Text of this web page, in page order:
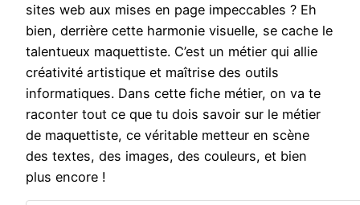
sites web aux mises en page impeccables ? Eh
bien, derrière cette harmonie visuelle, se cache le
talentueux maquettiste. C’est un métier qui allie
créativité artistique et maîtrise des outils
informatiques. Dans cette fiche métier, on va te
raconter tout ce que tu dois savoir sur le métier
de maquettiste, ce véritable metteur en scène
des textes, des images, des couleurs, et bien
plus encore !